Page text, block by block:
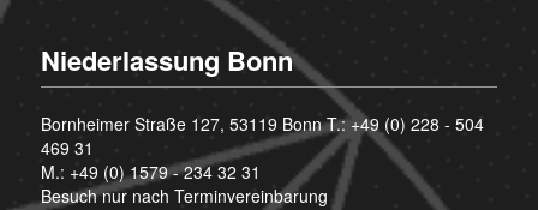
Niederlassung Bonn
Bornheimer Straße 127, 53119 Bonn T.:+49 (0) 228 - 504
469 31
M.: +49 (0) 1579 - 234 32 31
Besuch nur nach Terminvereinbarung